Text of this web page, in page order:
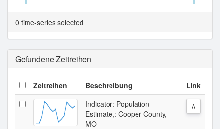
Tabellenansicht.
0 time-series selected
Gefundene Zeitreihen
Zeitreihen Beschreibung Link
Indicator: Population
Estimate,: Cooper County,
MO
A